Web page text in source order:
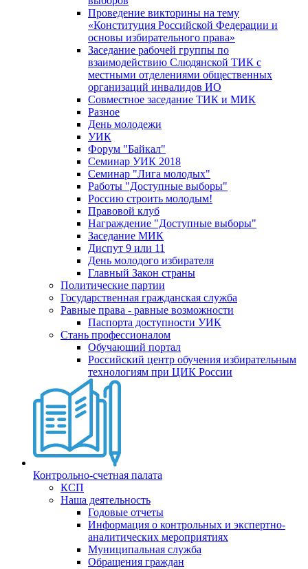
Проведение викторины на тему
«Конституция Российской Федерации и
основы избирательного права»
Заседание рабочей группы по
взаимодействию Слюдянской ТИК с
местными отделениями общественных
организаций инвалидов ИО
Совместное заседание ТИК и МИК
Разное
День молодежи
УИК
Форум "Байкал"
Семинар УИК 2018
Семинар "Лига молодых"
Работы "Доступные выборы"
Россию строить молодым!
Правовой клуб
Награждение "Доступные выборы"
Заседание МИК
Диспут 9 или 11
День молодого избирателя
Главный Закон страны
Политические партии
Государственная гражданская служба
Равные права - равные возможности
Паспорта доступности УИК
Стань профессионалом
Обучающий портал
Российский центр обучения избирательным
технологиям при ЦИК России
Контрольно-счетная палата
КСП
Наша деятельность
Годовые отчеты
Информация о контрольных и экспертно-
аналитических мероприятиях
Муниципальная служба
Обращения граждан